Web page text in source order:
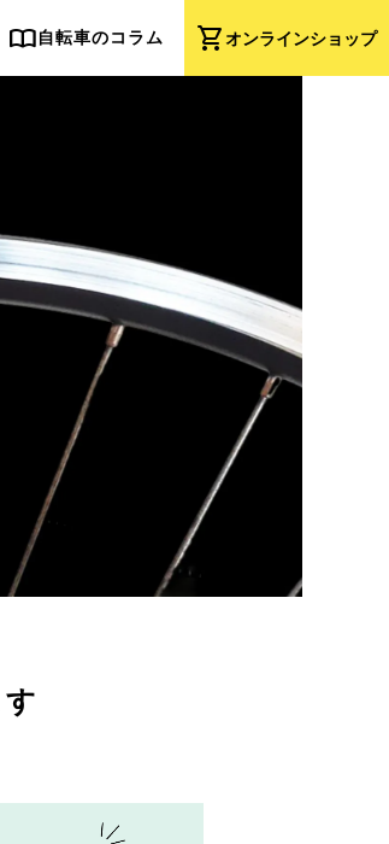
shopping_cartオンラインショップ
import_contacts自転車のコラム